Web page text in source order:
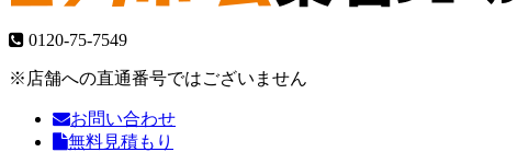
0120-75-7549
※店舗への直通番号ではございません
お問い合わせ
無料見積もり